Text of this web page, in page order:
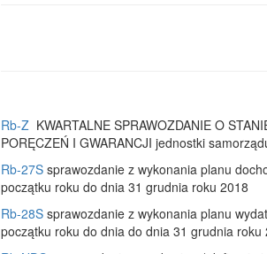
Rb-Z KWARTALNE SPRAWOZDANIE O
PORĘCZEŃ I GWARANCJI jednostki
Rb-27S sprawozdanie z wykonania planu
początku roku do dnia 31 grudnia roku 2018
Rb-28S sprawozdanie z wykonania planu
początku roku do dnia do dnia 31 grudnia roku